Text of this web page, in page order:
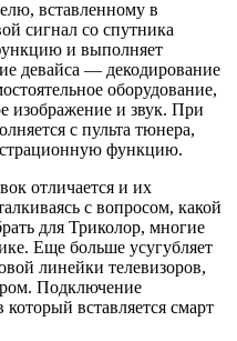
вставленному в
сигнал со спутника
и выполняет
девайса — декодирование
оборудование,
изображение и звук. При
с пульта тюнера,
функцию.
отличается и их
с вопросом, какой
для Триколор, многие
Еще больше усугубляет
линейки телевизоров,
Подключение
вставляется смарт